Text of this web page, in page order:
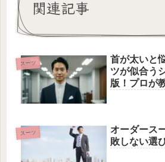
関連記事
スーツ
首が太いと
ツが似合う
版！プロが
スーツ
オーダース
敗しない選